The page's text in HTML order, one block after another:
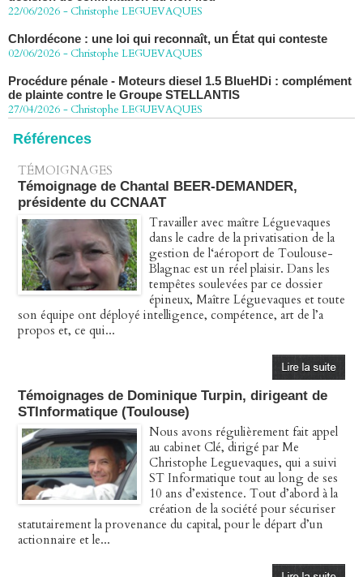
02/06/2026 -Christophe LEGUEVAQUES
de plainte contre le Groupe STELLANTIS
27/04/2026 -Christophe LEGUEVAQUES
collective ouverte le 2 avril
Références
TÉMOIGNAGES
Témoignage de Chantal BEER-DEMANDER,
présidente du CCNAAT
Travailler avec maître Léguevaques
dans le cadre de la privatisation de la
gestion de l‘aéroport de Toulouse-
Blagnac est un réel plaisir. Dans les
tempêtes soulevées par ce dossier
épineux, Maître Léguevaques et toute
son équipe ont déployé intelligence, compétence, art de l’a
propos et, ce qui...
Témoignages de Dominique Turpin, dirigeant de
STInformatique (Toulouse)
Nous avons régulièrement fait appel
au cabinet Clé, dirigé par Me
Christophe Leguevaques, qui a suivi
ST Informatique tout au long de ses
10 ans d’existence. Tout d’abord à la
création de la société pour sécuriser
statutairement la provenance du capital, pour le départ d’un
actionnaire et le...